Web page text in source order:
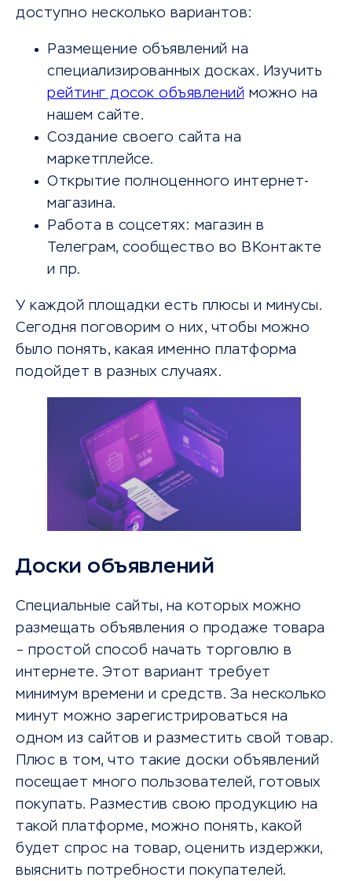
доступно несколько вариантов:
Размещение объявлений на
специализированных досках. Изучить
рейтинг досок объявлений можно на
нашем сайте.
Создание своего сайта на
маркетплейсе.
Открытие полноценного интернет-
магазина.
Работа в соцсетях: магазин в
Телеграм, сообщество во ВКонтакте
и пр.
У каждой площадки есть плюсы и минусы.
Сегодня поговорим о них, чтобы можно
было понять, какая именно платформа
подойдет в разных случаях.
Доски объявлений
Специальные сайты, на которых можно
размещать объявления о продаже товара
– простой способ начать торговлю в
интернете. Этот вариант требует
минимум времени и средств. За несколько
минут можно зарегистрироваться на
одном из сайтов и разместить свой товар.
Плюс в том, что такие доски объявлений
посещает много пользователей, готовых
покупать. Разместив свою продукцию на
такой платформе, можно понять, какой
будет спрос на товар, оценить издержки,
выяснить потребности покупателей.